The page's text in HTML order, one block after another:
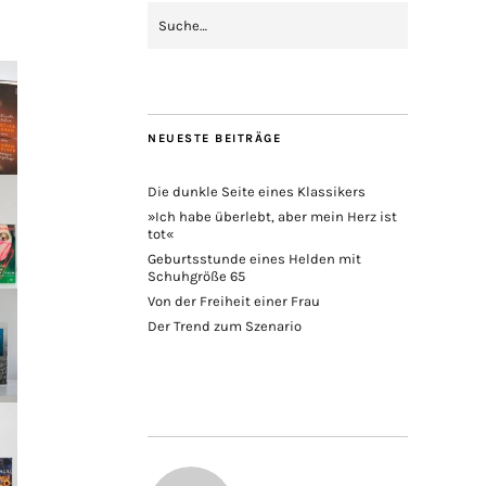
NEUESTE BEITRÄGE
Die dunkle Seite eines Klassikers
»Ich habe überlebt, aber mein Herz ist
tot«
Geburtsstunde eines Helden mit
Schuhgröße 65
Von der Freiheit einer Frau
Der Trend zum Szenario